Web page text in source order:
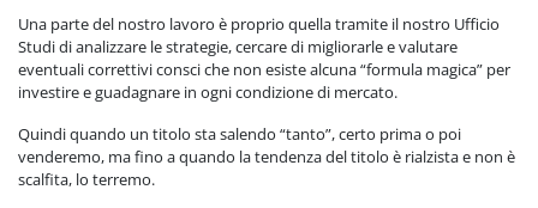
Una parte del nostro lavoro è proprio quella tramite il nostro Ufficio
Studi di analizzare le strategie, cercare di migliorarle e valutare
eventuali correttivi consci che non esiste alcuna “formula magica” per
investire e guadagnare in ogni condizione di mercato.
Quindi quando un titolo sta salendo “tanto”, certo prima o poi
venderemo, ma fino a quando la tendenza del titolo è rialzista e non è
scalfita, lo terremo.